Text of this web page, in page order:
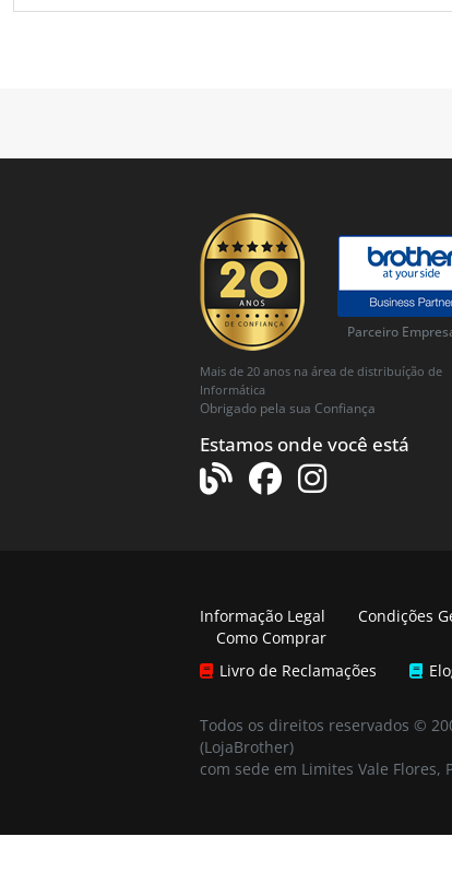
Parceiro
Mais de 20 anos na área de distribuíção de
Informática
Obrigado pela sua Confiança
Estamos onde você está
Informação Legal Condições
Como Comprar
Livro de Reclamações
Todos os direitos reservados ©
(LojaBrother)
com sede em Limites Vale Flores,